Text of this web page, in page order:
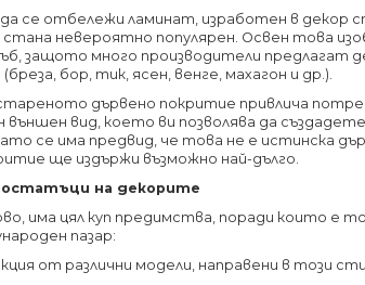
се отбележи ламинат, изработен в декор
стана невероятно популярен. Освен това
защото много производители предлагат
бор, тик, ясен, венге, махагон и др.).
дървено покритие привлича
външен вид, което ви позволява да
се има предвид, че това не е истинска
ще издържи възможно най-дълго.
на декорите
има цял куп предимства, поради които е
пазар:
от различни модели, направени в този